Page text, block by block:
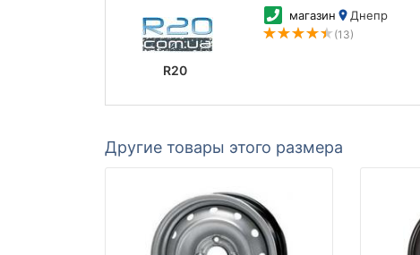
R20
магазин Днепр
(13)
Другие товары этого размера